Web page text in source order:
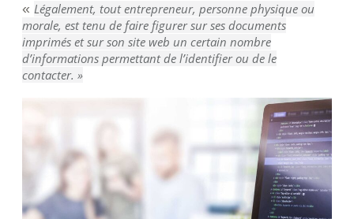
« Légalement, tout entrepreneur, personne physique ou
morale, est tenu de faire figurer sur ses documents
imprimés et sur son site web un certain nombre
d’informations permettant de l’identifier ou de le
contacter. »